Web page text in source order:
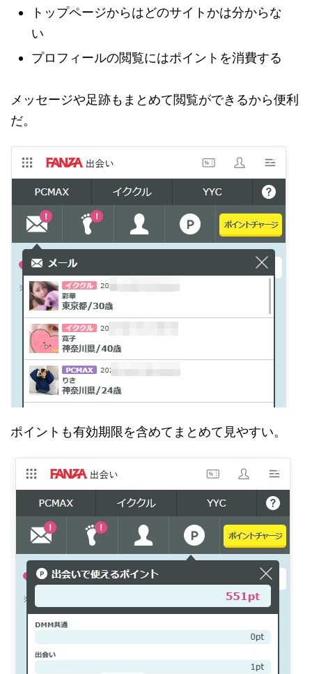
トップページからはどのサイトかは分からな
い
プロフィールの閲覧にはポイントを消費する
メッセージや足跡もまとめて閲覧ができるから便利
だ。
ポイントも有効期限を含めてまとめて見やすい。